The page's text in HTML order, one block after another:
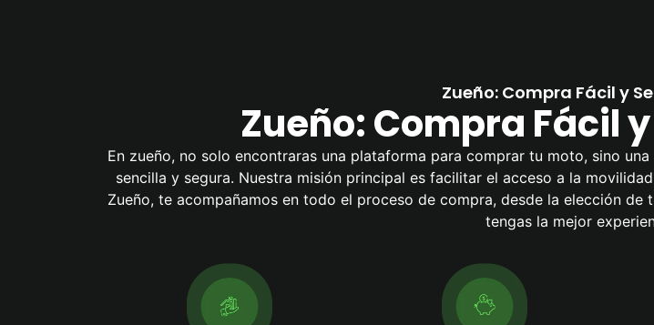
Zueño: Compra Fácil y
Zueño: Compra Fácil
En zueño, no solo encontraras una plataforma para comprar tu moto, sino
sencilla y segura. Nuestra misión principal es facilitar el acceso a la
Zueño, te acompañamos en todo el proceso de compra, desde la elección
tengas la mejor